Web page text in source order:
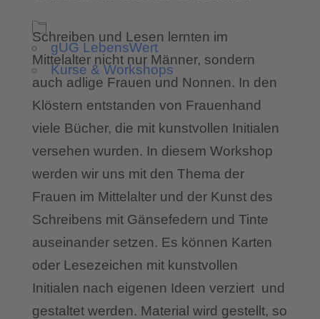
gUG LebensWert
Kurse & Workshops
Schreiben und Lesen lernten im
Mittelalter nicht nur Männer, sondern
auch adlige Frauen und Nonnen. In den
Klöstern entstanden von Frauenhand
viele Bücher, die mit kunstvollen Initialen
versehen wurden. In diesem Workshop
werden wir uns mit den Thema der
Frauen im Mittelalter und der Kunst des
Schreibens mit Gänsefedern und Tinte
auseinander setzen. Es können Karten
oder Lesezeichen mit kunstvollen
Initialen nach eigenen Ideen verziert und
gestaltet werden. Material wird gestellt, so